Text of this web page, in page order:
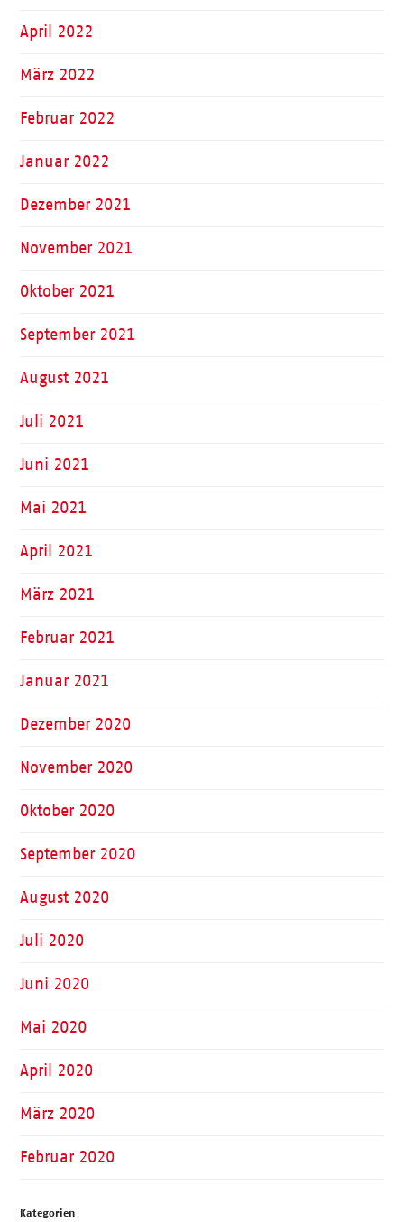
April 2022
März 2022
Februar 2022
Januar 2022
Dezember 2021
November 2021
Oktober 2021
September 2021
August 2021
Juli 2021
Juni 2021
Mai 2021
April 2021
März 2021
Februar 2021
Januar 2021
Dezember 2020
November 2020
Oktober 2020
September 2020
August 2020
Juli 2020
Juni 2020
Mai 2020
April 2020
März 2020
Februar 2020
Kategorien